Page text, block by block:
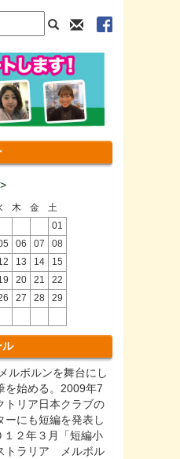
>
木 金
土
01
06 07
08
13 14
15
20 21
22
27 28
29
ル
ルボルンを舞台にし
を始める。2009年7
トリア日本クラブの
ーにも短編を発表し
１２年３月「短編小
トラリア メルボル